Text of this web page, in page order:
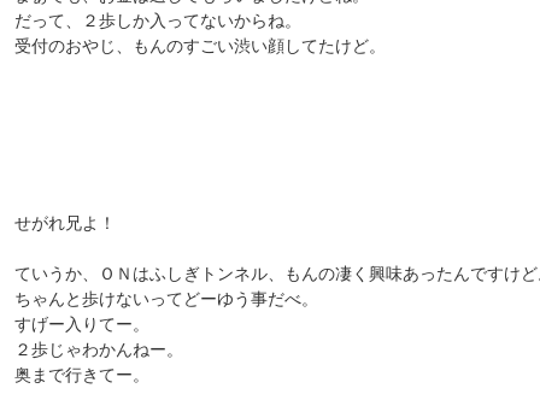
だって、２歩しか入ってないからね。
受付のおやじ、もんのすごい渋い顔してたけど。
せがれ兄よ！
ていうか、ＯＮはふしぎトンネル、もんの凄く興味あったんですけ
ちゃんと歩けないってどーゆう事だべ。
すげー入りてー。
２歩じゃわかんねー。
奥まで行きてー。